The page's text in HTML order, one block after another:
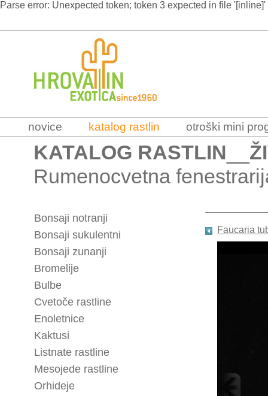
Parse error: Unexpected token; token 3 expected in file
novice katalog rastlin otroški mini
KATALOG RASTLIN
Rumenocvetna
Bonsaji notranji
Bonsaji sukulentni
Bonsaji zunanji
Bromelije
Bulbe
Cvetoče rastline
Enoletnice
Kaktusi
Listnate rastline
Mesojede rastline
Orhideje
Faucaria